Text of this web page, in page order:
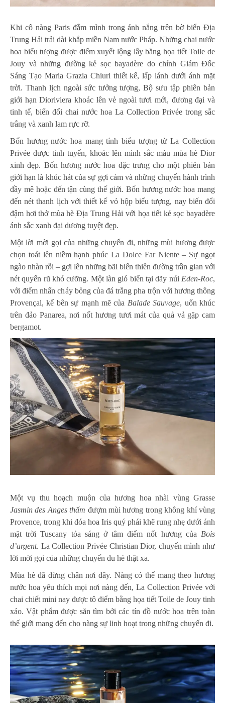
Khi cô nàng Paris đắm mình trong ánh nắng trên bờ biển Địa
Trung Hải trải dài khắp miền Nam nước Pháp. Những chai nước
hoa biểu tượng được điểm xuyết lộng lẫy bằng họa tiết Toile de
Jouy và những đường kẻ sọc bayadère do chính Giám Đốc
Sáng Tạo Maria Grazia Chiuri thiết kế, lấp lánh dưới ánh mặt
trời. Thanh lịch ngoài sức tưởng tượng, Bộ sưu tập phiên bản
giới hạn Dioriviera khoác lên vẻ ngoài tươi mới, đương đại và
tinh tế, biến đổi chai nước hoa La Collection Privée trong sắc
trắng và xanh lam rực rỡ.
Bốn hương nước hoa mang tính biểu tượng từ La Collection
Privée được tinh tuyển, khoác lên mình sắc màu mùa hè Dior
xinh đẹp. Bốn hương nước hoa đặc trưng cho một phiên bản
giới hạn là khúc hát của sự gợi cảm và những chuyến hành trình
đầy mê hoặc đến tận cùng thế giới. Bốn hương nước hoa mang
đến nét thanh lịch với thiết kế vỏ hộp biểu tượng, nay biến đổi
đậm hơi thở mùa hè Địa Trung Hải với họa tiết kẻ sọc bayadère
ánh sắc xanh đại dương tuyệt đẹp.
Một lời mời gọi của những chuyến đi, những mùi hương được
chọn toát lên niềm hạnh phúc La Dolce Far Niente – Sự ngọt
ngào nhàn rỗi – gợi lên những bãi biển thiên đường trần gian với
nét quyến rũ khó cưỡng. Một làn gió biển tại dãy núi Eden-Roc,
với điểm nhấn cháy bỏng của đá trắng pha trộn với hương thông
Provençal, kế bên sự mạnh mẽ của Balade Sauvage, uốn khúc
trên đảo Panarea, nơi nốt hương tươi mát của quả vả gặp cam
bergamot.
Một vụ thu hoạch muộn của hương hoa nhài vùng Grasse
Jasmin des Anges thấm đượm mùi hương trong không khí vùng
Provence, trong khi đóa hoa Iris quý phái khẽ rung nhẹ dưới ánh
mặt trời Tuscany tỏa sáng ở tâm điểm nốt hương của Bois
d’argent. La Collection Privée Christian Dior, chuyển mình như
lời mời gọi của những chuyến du hè thật xa.
Mùa hè đã dừng chân nơi đây. Nàng có thể mang theo hương
nước hoa yêu thích mọi nơi nàng đến, La Collection Privée với
chai chiết mini nay được tô điểm bằng họa tiết Toile de Jouy tinh
xảo. Vật phẩm được săn tìm bởi các tín đồ nước hoa trên toàn
thế giới mang đến cho nàng sự linh hoạt trong những chuyến đi.